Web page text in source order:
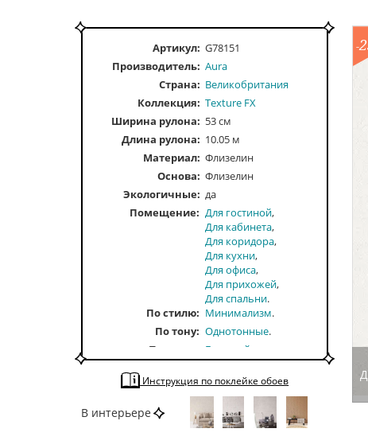
-
Артикул: G78151
Производитель: Aura
Страна: Великобритания
Коллекция: Texture FX
Ширина рулона: 53 см
Длина рулона: 10.05 м
Материал: Флизелин
Основа: Флизелин
Экологичные: да
Помещение
Для гостиной
Для кабинета
Для коридора
Для кухни
Для офиса
Для прихожей
Для спальни
По стилю
Минимализм
По тону
Однотонные
По цвету
Бежевый
Инструкция по поклейке обоев
В интерьере